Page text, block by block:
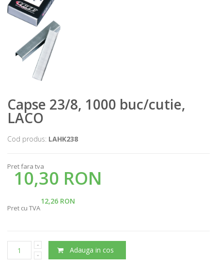
Capse 23/8, 1000 buc/cutie,
LACO
Cod produs: LAHK238
Pret fara tva
10,30 RON
12,26 RON
Pret cu TVA
Adauga in cos